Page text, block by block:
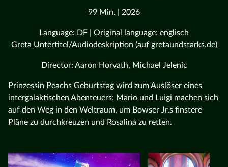
99 Min. | 2026
Language: DF | Original language: englisch
Greta Untertitel/Audiodeskription (auf gretaundstarks.de)
Director: Aaron Horvath, Michael Jelenic
Prinzessin Peachs Geburtstag wird zum Auslöser eines
intergalaktischen Abenteuers: Mario und Luigi machen sich
auf den Weg in den Weltraum, um Bowser Jr.s finstere
Pläne zu durchkreuzen und Rosalina zu retten.